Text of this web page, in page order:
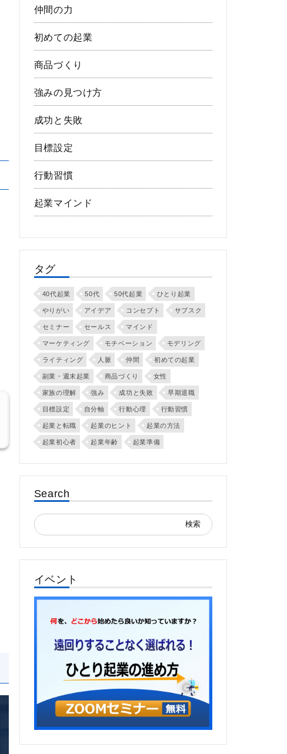
仲間の力
初めての起業
商品づくり
強みの見つけ方
成功と失敗
目標設定
行動習慣
起業マインド
タグ
40代起業 50代 50代起業 ひとり起業
やりがい アイデア コンセプト サブスク
セミナー セールス マインド
マーケティング モチベーション モデリング
ライティング 人脈 仲間 初めての起業
副業・週末起業 商品づくり 女性
家族の理解 強み 成功と失敗 早期退職
目標設定 自分軸 行動心理 行動習慣
起業と転職 起業のヒント 起業の方法
起業初心者 起業年齢 起業準備
Search
索:
イベント